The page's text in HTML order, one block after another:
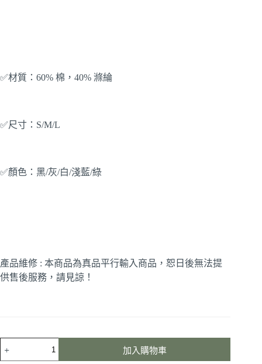
✅材質：60% 棉，40% 滌綸
✅尺寸：S/M/L
✅顏色：黑/灰/白/淺藍/綠
產品維修 : 本商品為真品平行輸入商品，恕日後無法提
供售後服務，請見諒！
加入購物車